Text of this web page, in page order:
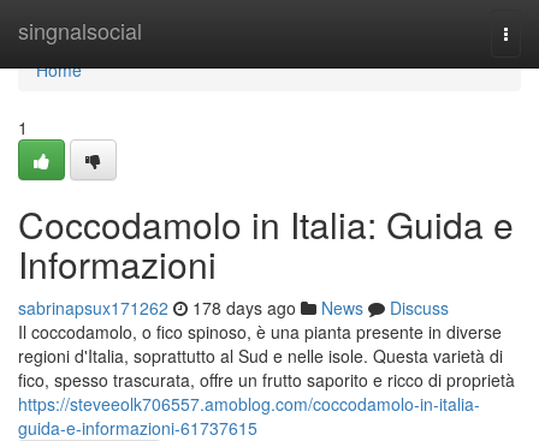
singnalsocial
Home
Home
1
Coccodamolo in Italia: Guida e
Informazioni
sabrinapsux171262 178 days ago News
Discuss
Il coccodamolo, o fico spinoso, è una pianta presente in diverse
regioni d'Italia, soprattutto al Sud e nelle isole. Questa varietà di
fico, spesso trascurata, offre un frutto saporito e ricco di proprietà
https://steveeolk706557.amoblog.com/coccodamolo-in-italia-
guida-e-informazioni-61737615